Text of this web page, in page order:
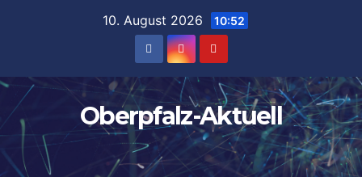
10. August 2026 10:52
Oberpfalz-Aktuell